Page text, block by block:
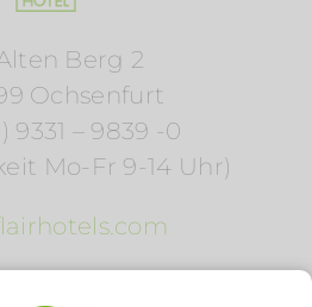
Berg 2
Ochsenfurt
9331 – 9839 -0
Mo-Fr 9-14 Uhr)